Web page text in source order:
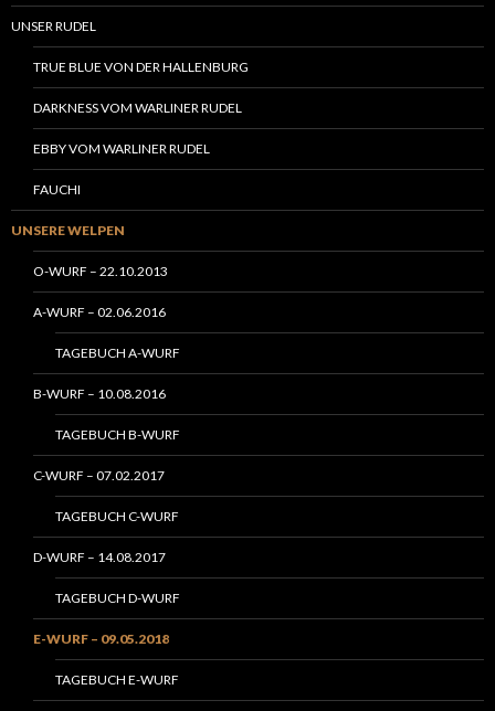
UNSER RUDEL
TRUE BLUE VON DER HALLENBURG
DARKNESS VOM WARLINER RUDEL
EBBY VOM WARLINER RUDEL
FAUCHI
UNSERE WELPEN
O-WURF – 22.10.2013
A-WURF – 02.06.2016
TAGEBUCH A-WURF
B-WURF – 10.08.2016
TAGEBUCH B-WURF
C-WURF – 07.02.2017
TAGEBUCH C-WURF
D-WURF – 14.08.2017
TAGEBUCH D-WURF
E-WURF – 09.05.2018
TAGEBUCH E-WURF